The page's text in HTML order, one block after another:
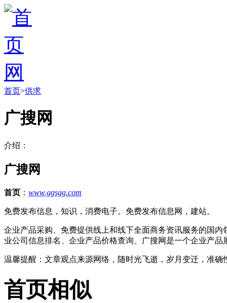
首页>供求
广搜网
介绍：
广搜网
首页 ： www.ggsgg.com
免费发布信息，知识，消费电子。免费发布信息网，建站。
企业产品采购、免费提供线上和线下全面商务资讯服务的国
业公司信息排名、企业产品价格查询、广搜网是一个企业产品
温馨提醒 ：文章观点来源网络，随时光飞逝，岁月变迁，准
首页相似